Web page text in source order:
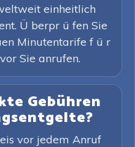
einheitlich
Ü berpr ü fen Sie
Minutentarife f ü r
Sie anrufen.
Gebühren
vor jedem Anruf